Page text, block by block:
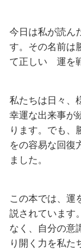
今日は私が読ん
す。その名前は
て正しい 運を
私たちは日々、
幸運な出来事が
ります。でも、
をの容易な回復
ました。
この本では、運
説されています
なく、自分の意
り開く力を私た